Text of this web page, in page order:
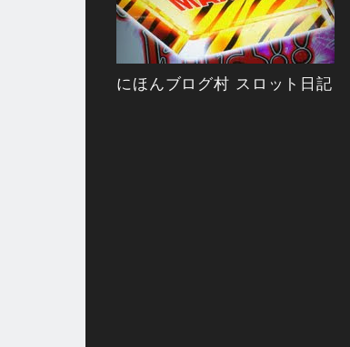
にほんブログ村 スロット日記